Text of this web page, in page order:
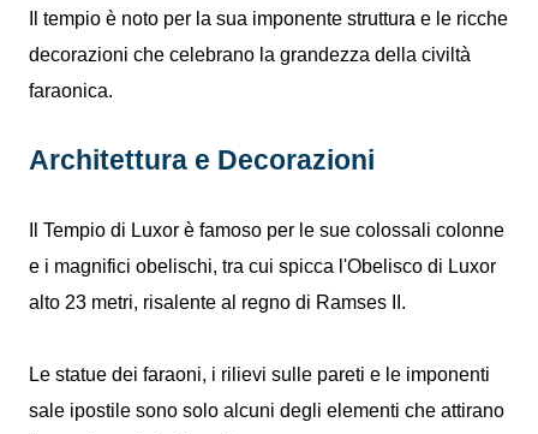
Il tempio è noto per la sua imponente struttura e le ricche
decorazioni che celebrano la grandezza della civiltà
faraonica.
Architettura e Decorazioni
Il Tempio di Luxor è famoso per le sue colossali colonne
e i magnifici obelischi, tra cui spicca l'Obelisco di Luxor
alto 23 metri, risalente al regno di Ramses II.
Le statue dei faraoni, i rilievi sulle pareti e le imponenti
sale ipostile sono solo alcuni degli elementi che attirano